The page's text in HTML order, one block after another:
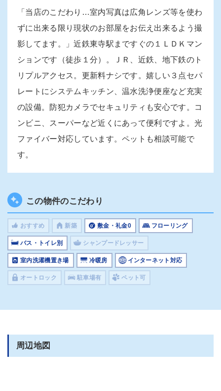
「当店のこだわり…室内写真は広角レンズ等を使わ
ずに出来る限り現状のお部屋をお伝え出来るよう撮
影してます。」近鉄東寺駅まですぐの１ＬＤＫマン
ションです（徒歩１分）。ＪＲ、近鉄、地下鉄のト
リプルアクセス。更新料ナシです。嬉しい３点セパ
レートにシステムキッチン、温水洗浄便座など充実
の設備。防犯カメラでセキュリティも安心です。コ
ンビニ、スーパーなど近くにあって便利ですよ。光
ファイバー対応しています。ペットも相談可能で
す。
この物件のこだわり
おすすめ 新築 敷金・礼金0 フローリング
バス・トイレ別 シャンプードレッサー
室内洗濯機置き場 冷暖房 インターネット対応
オートロック 駐車場有 ペット可
周辺地図